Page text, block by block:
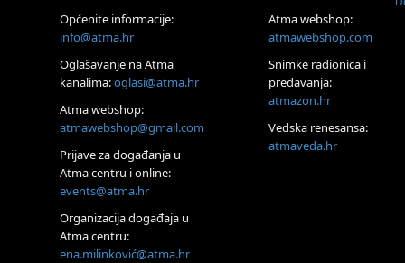
Upisi u program Profesionalni hipnoterapeut — nova
generacija kreće 25.08. 2026.
Online
Visoko
Alemka Dauskardt – Jednodnevna radionica sistemskih
konstelacija
HOD PO ŽERAVICI – Seminar koji mijenja tijelo, duh i um
SoulFest – Festival glazbe, mudrosti i zajedništva
Općenite informacije:
info@atma.hr
Oglašavanje na Atma
kanalima:oglasi@atma.hr
Atma webshop:
atmawebshop@gmail.com
Prijave za događanja u
Atma centru i online:
events@atma.hr
Organizacija događaja u
Atma centru:
ena.milinković@atma.hr
Atma webshop:
atmawebshop.com
Snimke radionica i
predavanja:
atmazon.hr
Vedska renesansa:
atmaveda.hr